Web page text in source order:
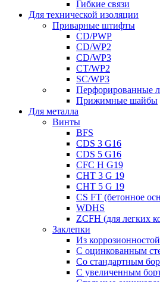
Гибкие связи
Для технической изоляции
Приварные штифты
CD/PWP
CD/WP2
CD/WP3
CT/WP2
SC/WP3
Перфорированные
Прижимные шайбы
Для металла
Винты
BFS
CDS 3 G16
CDS 5 G16
CFC H G19
CHT 3 G 19
CHT 5 G 19
CS FT (бетонное
WDHS
ZCFH (для легких
Заклепки
Из
С оцинкованным
Со стандартным
С увеличенным